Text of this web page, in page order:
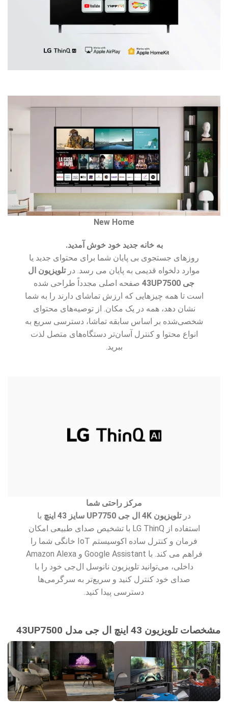
New Home
به خانه جدید خود خوش آمدید.
روزهای جستجوی بی پایان شما برای محتوای جدید یا
موارد دلخواه قدیمی به پایان می رسد. درتلویزیون ال
جی 43UP7500
صفحه اصلی مجدداً طراحی شده
است تا همه چیزهایی که ارزش تماشای دارند را به شما
نشان دهد، همه در یک مکان. از توصیه‌های محتوای
شخصی‌شده بر اساس سابقه تماشا، دسترسی سریع به
انواع محتوا و کنترل آسان‌تر دستگاه‌های متصل لذت
ببرید.
مرکز راحتی شما
درتلویزیون 4K ال جی UP7750 سایز 43 اینچ
با
استفاده از LG ThinQ با تشخیص صدای طبیعی امکان
فرمان و کنترل ساده اکوسیستم IoT خانگی شما را
فراهم می کند. با Google Assistant و Amazon Alexa
داخلی، می‌توانید تلویزیون نانوسل ال‌جی خود را با
صدای خود کنترل کنید و سریع‌تر به سرگرمی‌ها
دسترسی پیدا کنید.
مشخصات تلویزیون 43 اینچ ال جی مدل 43UP7500